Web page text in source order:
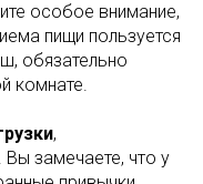
особое внимание,
пищи пользуется
обязательно
комнате.
,
Вы замечаете, что у